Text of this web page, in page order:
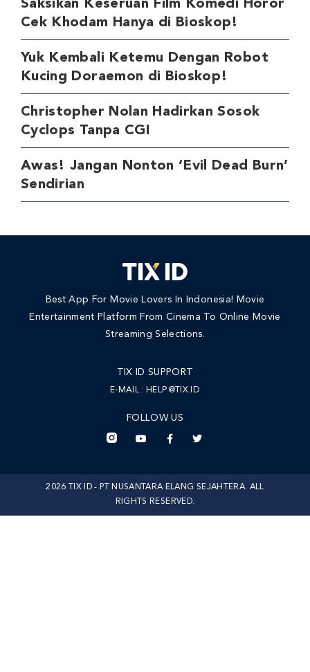
Saksikan Keseruan Film Komedi Horor
Cek Khodam Hanya di Bioskop!
Yuk Kembali Ketemu Dengan Robot
Kucing Doraemon di Bioskop!
Christopher Nolan Hadirkan Sosok
Cyclops Tanpa CGI
Awas! Jangan Nonton ‘Evil Dead Burn’
Sendirian
Best App For Movie Lovers In Indonesia! Movie
Entertainment Platform From Cinema To Online Movie
Streaming Selections.
TIX ID SUPPORT
E-MAIL : HELP@TIX.ID
FOLLOW US
2026 TIX ID - PT NUSANTARA ELANG SEJAHTERA. ALL
RIGHTS RESERVED.